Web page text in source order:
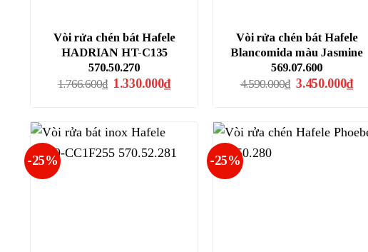
Vòi rửa chén bát Hafele
HADRIAN HT-C135
570.50.270
1.766.600₫ Giá
1.330.000₫Giá
hiện
1.330.000₫.
Vòi rửa chén bát Hafele
Blancomida màu Jasmine
569.07.600
4.590.000₫ Giá
3.450.000₫Giá
hiện
-25% -25%